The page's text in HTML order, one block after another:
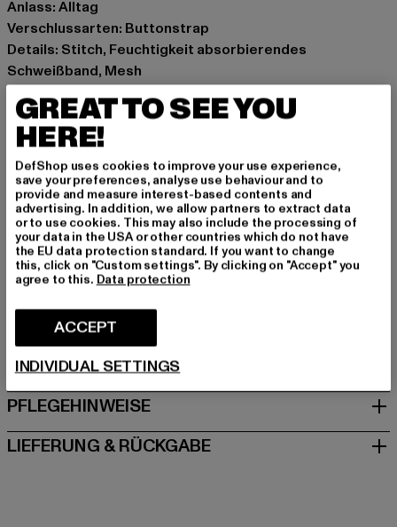
Anlass: Alltag
Verschlussarten: Buttonstrap
Details: Stitch, Feuchtigkeit absorbierendes
Schweißband, Mesh
Kat.: Trucker
Farbe: weiß, rot
Hersteller Farbe: white/black
Materialzusammensetzung: 60% Baumwolle, 40%
Polyester
Art.Nr: 1006187-01248
Hersteller: Huesken Distribution GmbH & Co. KG |
info@djinns-shop.eu
Sandstraße 92 | 45473 Mülheim an der Ruhr | DE
GRÖSSE & PASSFORM
PFLEGEHINWEISE
LIEFERUNG & RÜCKGABE
GREAT TO SEE YOU
HERE!
DefShop uses cookies to improve your use experience,
save your preferences, analyse use behaviour and to
provide and measure interest-based contents and
advertising. In addition, we allow partners to extract data
or to use cookies. This may also include the processing of
your data in the USA or other countries which do not have
the EU data protection standard. If you want to change
this, click on "Custom settings". By clicking on "Accept" you
agree to this. Data protection
ACCEPT
INDIVIDUAL SETTINGS